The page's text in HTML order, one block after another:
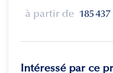
à partir de 185 437
Intéressé par ce